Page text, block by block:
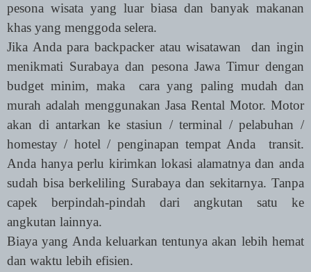
pesona wisata yang luar biasa dan banyak makanan
khas yang menggoda selera.
Jika Anda para backpacker atau wisatawan
dan ingin
menikmati Surabaya dan pesona Jawa Timur dengan
budget minim, maka
cara yang paling mudah dan
murah adalah menggunakan Jasa Rental Motor. Motor
akan di antarkan ke stasiun / terminal / pelabuhan /
homestay / hotel / penginapan tempat Anda
transit.
Anda hanya perlu kirimkan lokasi alamatnya dan anda
sudah bisa berkeliling Surabaya dan sekitarnya. Tanpa
capek berpindah-pindah dari angkutan satu ke
angkutan lainnya.
Biaya yang Anda keluarkan tentunya akan lebih hemat
dan waktu lebih efisien.